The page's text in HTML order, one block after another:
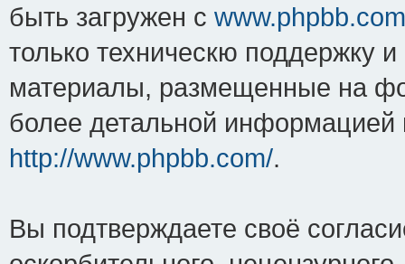
быть загружен с www.phpbb.com
только техническю поддержку и
материалы, размещенные на
более детальной информацией
http://www.phpbb.com/.
Вы подтверждаете своё